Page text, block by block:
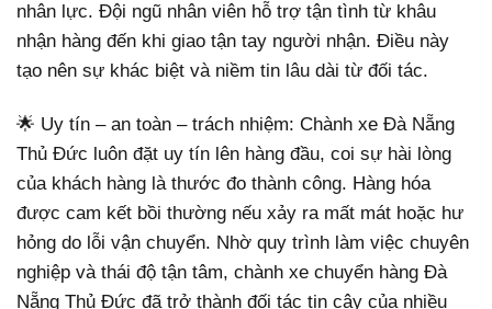
nhân lực. Đội ngũ nhân viên hỗ trợ tận tình từ khâu
nhận hàng đến khi giao tận tay người nhận. Điều này
tạo nên sự khác biệt và niềm tin lâu dài từ đối tác.
🌟 Uy tín – an toàn – trách nhiệm: Chành xe Đà Nẵng
Thủ Đức luôn đặt uy tín lên hàng đầu, coi sự hài lòng
của khách hàng là thước đo thành công. Hàng hóa
được cam kết bồi thường nếu xảy ra mất mát hoặc hư
hỏng do lỗi vận chuyển. Nhờ quy trình làm việc chuyên
nghiệp và thái độ tận tâm, chành xe chuyển hàng Đà
Nẵng Thủ Đức đã trở thành đối tác tin cậy của nhiều